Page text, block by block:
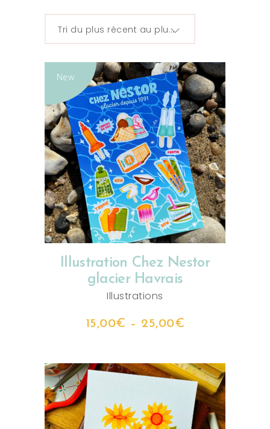
Tri du plus récent au plus ancien
New
CHOIX DES OPTIONS
Illustration Chez Nestor
glacier Havrais
Illustrations
15,00€ – 25,00€